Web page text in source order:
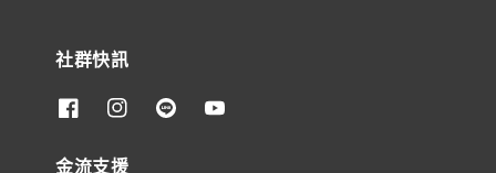
社群快訊
金流支援